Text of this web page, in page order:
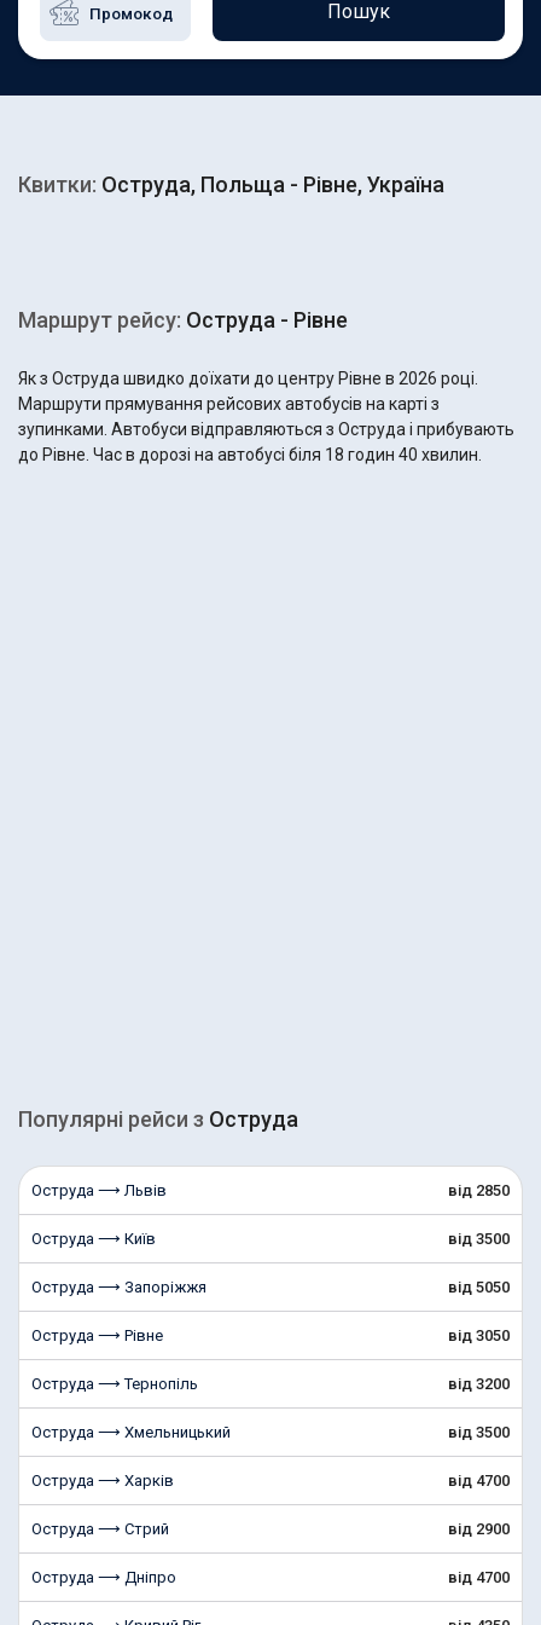
Пошук
Квитки: Оструда, Польща - Рівне, Україна
Маршрут рейсу: Оструда - Рівне
Як з Оструда швидко доїхати до центру Рівне в 2026 році.
Маршрути прямування рейсових автобусів на карті з
зупинками. Автобуси відправляються з Оструда і прибувають
до Рівне. Час в дорозі на автобусі біля 18 годин 40 хвилин.
Популярні рейcи з Оструда
Оструда ⟶ Львів від 2850
Оструда ⟶ Київ від 3500
Оструда ⟶ Запоріжжя від 5050
Оструда ⟶ Рівне від 3050
Оструда ⟶ Тернопіль від 3200
Оструда ⟶ Хмельницький від 3500
Оструда ⟶ Харків від 4700
Оструда ⟶ Стрий від 2900
Оструда ⟶ Дніпро від 4700